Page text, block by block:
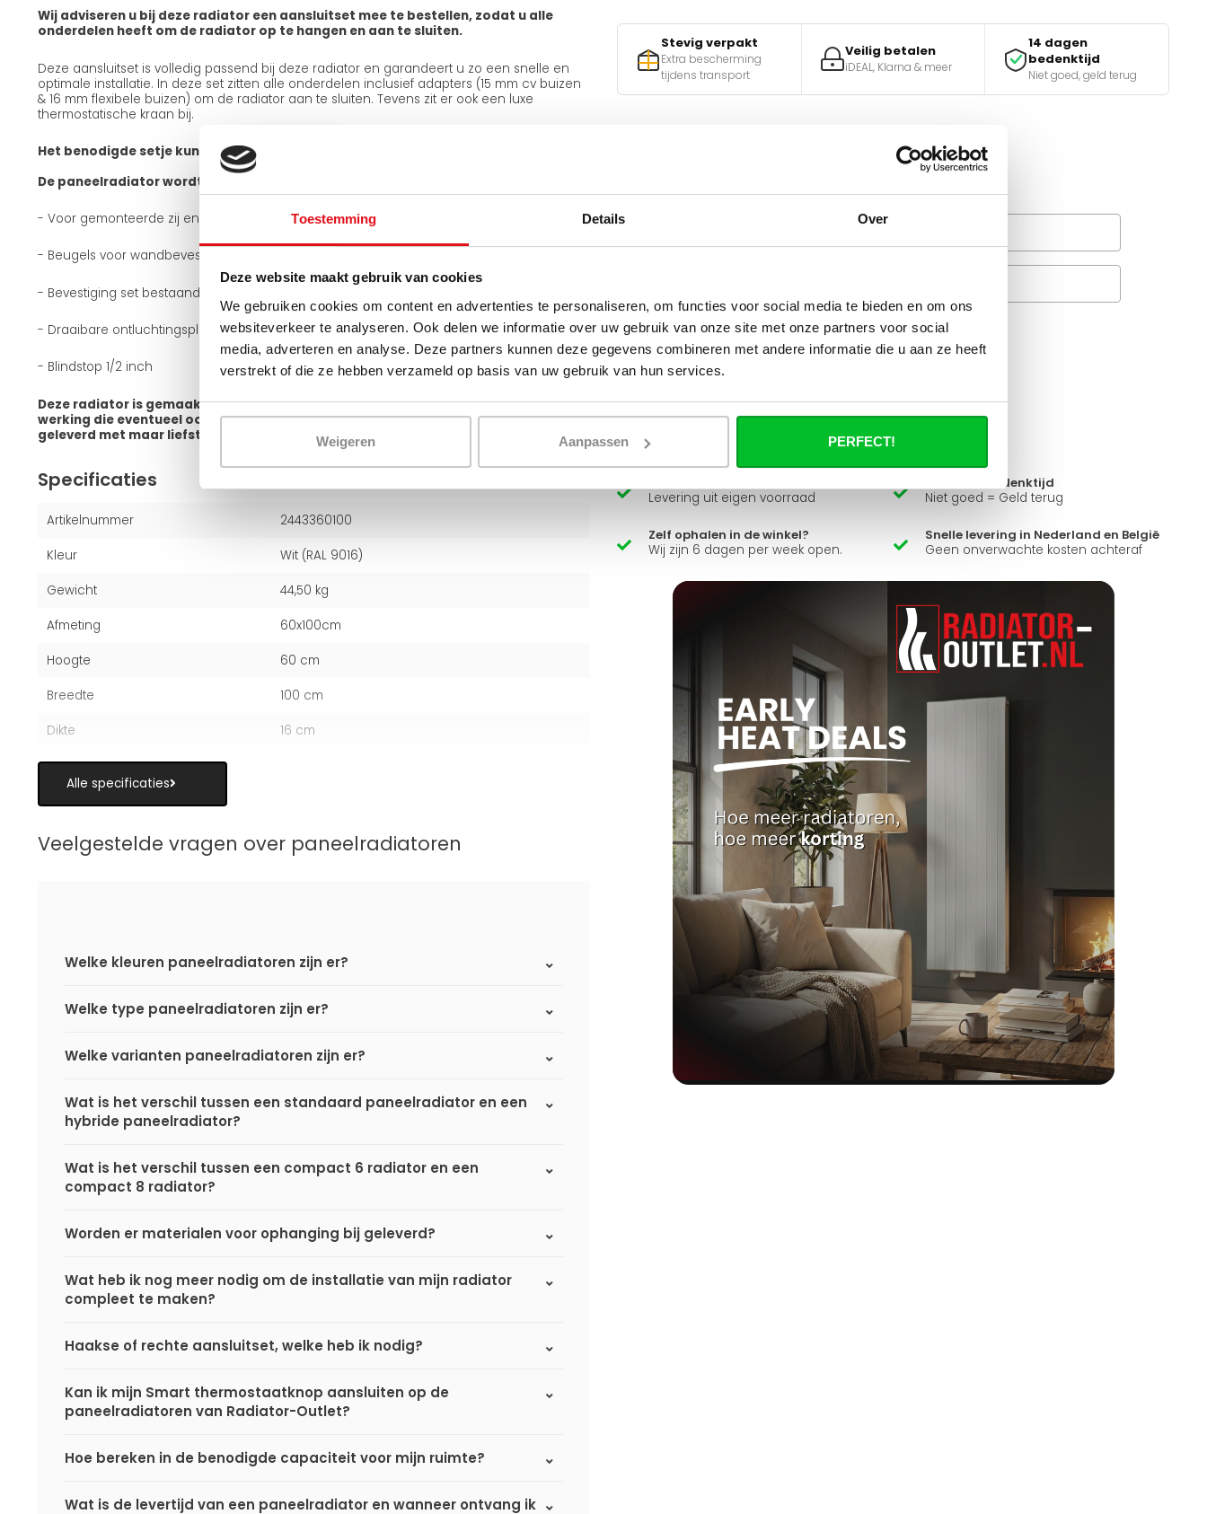
Toestemming Details Over
Deze website maakt gebruik van cookies
We gebruiken cookies om content en advertenties te personaliseren, om functies voor social media te bieden en om ons
websiteverkeer te analyseren. Ook delen we informatie over uw gebruik van onze site met onze partners voor social
media, adverteren en analyse. Deze partners kunnen deze gegevens combineren met andere informatie die u aan ze heeft
verstrekt of die ze hebben verzameld op basis van uw gebruik van hun services.
Weigeren Aanpassen PERFECT!
Wij adviseren u bij deze radiator een aansluitset mee te bestellen, zodat u alle
onderdelen heeft om de radiator op te hangen en aan te sluiten.
Deze aansluitset is volledig passend bij deze radiator en garandeert u zo een snelle en
optimale installatie. In deze set zitten alle onderdelen inclusief adapters (15 mm cv buizen
& 16 mm flexibele buizen) om de radiator aan te sluiten. Tevens zit er ook een luxe
thermostatische kraan bij.
Het benodigde setje kunt u bij de gerelateerde producten terugvinden.
De paneelradiator wordt geleverd met:
- Voor gemonteerde zij en boven roosters
- Beugels voor wandbevestiging
- Bevestiging set bestaande uit houtdraadbouten + pluggen
- Draaibare ontluchtingsplug 1/2 inch
- Blindstop 1/2 inch
Deze radiator is gemaakt van hoogwaardig staal, biedt een energiezuinige
werking die eventueel ook geschikt is voor lage temperatuursystemen, en wordt
geleverd met maar liefst 10 jaar fabrieksgarantie.
Specificaties
Artikelnummer 2443360100
Kleur Wit (RAL 9016)
Gewicht 44,50 kg
Afmeting 60x100cm
Hoogte 60 cm
Breedte 100 cm
Dikte 16 cm
Alle specificaties
Veelgestelde vragen over paneelradiatoren
Welke kleuren paneelradiatoren zijn er?
Welke type paneelradiatoren zijn er?
Welke varianten paneelradiatoren zijn er?
Wat is het verschil tussen een standaard paneelradiator en een
hybride paneelradiator?
Wat is het verschil tussen een compact 6 radiator en een
compact 8 radiator?
Worden er materialen voor ophanging bij geleverd?
Wat heb ik nog meer nodig om de installatie van mijn radiator
compleet te maken?
Haakse of rechte aansluitset, welke heb ik nodig?
Kan ik mijn Smart thermostaatknop aansluiten op de
paneelradiatoren van Radiator-Outlet?
Hoe bereken in de benodigde capaciteit voor mijn ruimte?
Wat is de levertijd van een paneelradiator en wanneer ontvang ik
Stevig verpakt
Extra bescherming
tijdens transport
Veilig betalen
iDEAL, Klarna & meer
14 dagen
bedenktijd
Niet goed, geld terug
Hulp nodig bij het maken van de juiste keuze?
Wanneer bezorgt de
Heb je een vraag over dit product ?
Simon helpt je graag en kan al je vragen beantwoorden.
Levering uit eigen voorraad
14 dagen bedenktijd
Niet goed = Geld terug
Zelf ophalen in de winkel?
Wij zijn 6 dagen per week open.
Snelle levering in Nederland en België
Geen onverwachte kosten achteraf